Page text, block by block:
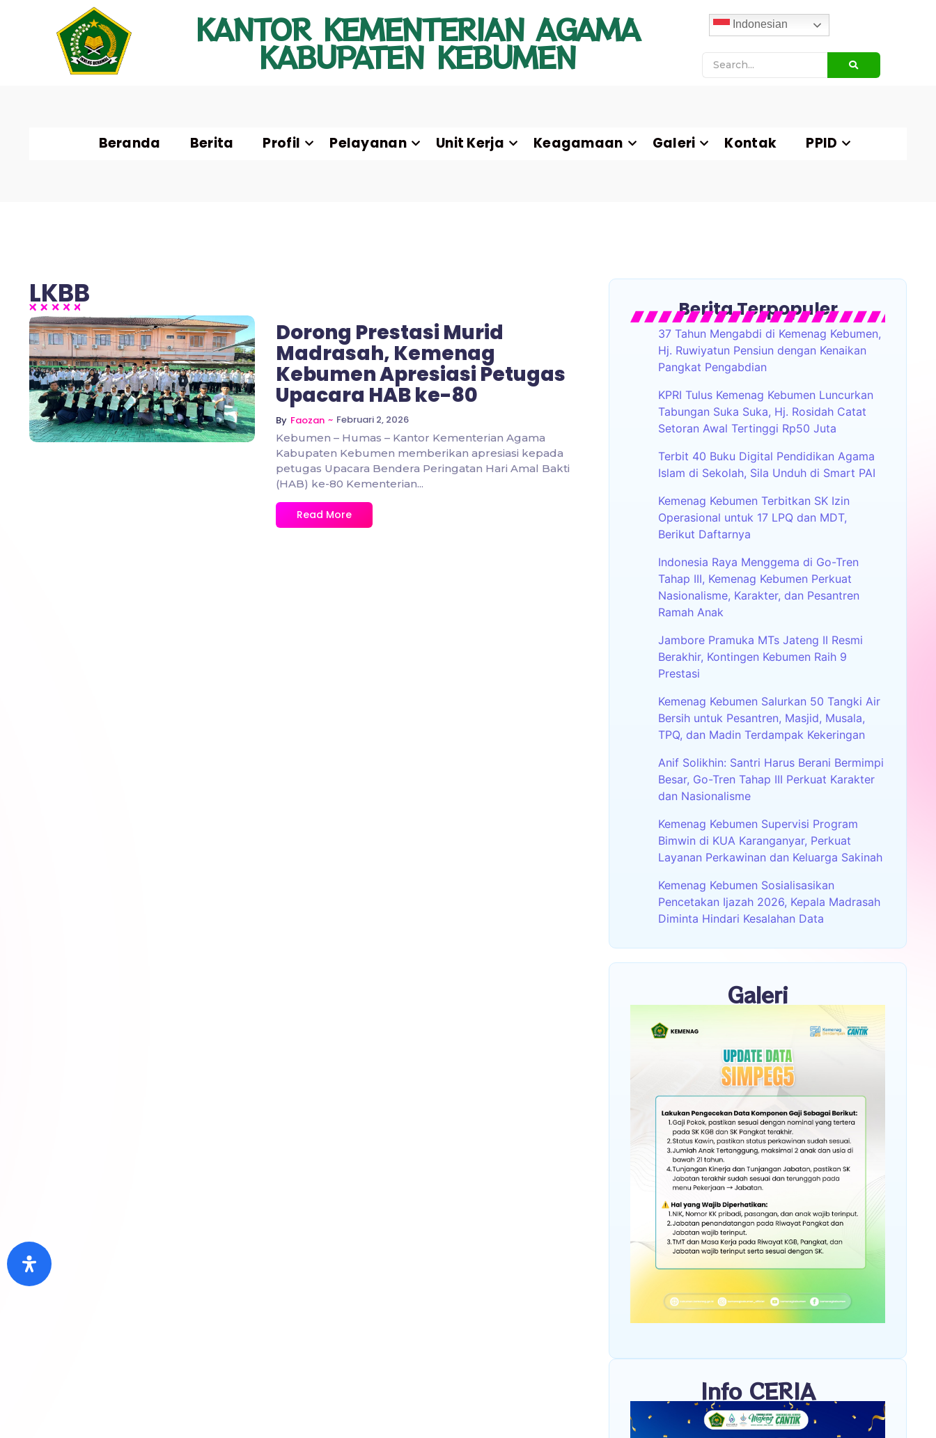
KANTOR KEMENTERIAN AGAMA
KABUPATEN KEBUMEN
Indonesian
Beranda Berita Profil Pelayanan Unit Kerja Keagamaan Galeri Kontak PPID
LKBB
No Comments
Dorong Prestasi Murid
Madrasah, Kemenag
Kebumen Apresiasi Petugas
Upacara HAB ke-80
By Faozan ~ Februari 2, 2026
Kebumen – Humas – Kantor Kementerian Agama
Kabupaten Kebumen memberikan apresiasi kepada
petugas Upacara Bendera Peringatan Hari Amal Bakti
(HAB) ke-80 Kementerian...
Read More
Berita Terpopuler
37 Tahun Mengabdi di Kemenag Kebumen,
Hj. Ruwiyatun Pensiun dengan Kenaikan
Pangkat Pengabdian
KPRI Tulus Kemenag Kebumen Luncurkan
Tabungan Suka Suka, Hj. Rosidah Catat
Setoran Awal Tertinggi Rp50 Juta
Terbit 40 Buku Digital Pendidikan Agama
Islam di Sekolah, Sila Unduh di Smart PAI
Kemenag Kebumen Terbitkan SK Izin
Operasional untuk 17 LPQ dan MDT,
Berikut Daftarnya
Indonesia Raya Menggema di Go-Tren
Tahap III, Kemenag Kebumen Perkuat
Nasionalisme, Karakter, dan Pesantren
Ramah Anak
Jambore Pramuka MTs Jateng II Resmi
Berakhir, Kontingen Kebumen Raih 9
Prestasi
Kemenag Kebumen Salurkan 50 Tangki Air
Bersih untuk Pesantren, Masjid, Musala,
TPQ, dan Madin Terdampak Kekeringan
Anif Solikhin: Santri Harus Berani Bermimpi
Besar, Go-Tren Tahap III Perkuat Karakter
dan Nasionalisme
Kemenag Kebumen Supervisi Program
Bimwin di KUA Karanganyar, Perkuat
Layanan Perkawinan dan Keluarga Sakinah
Kemenag Kebumen Sosialisasikan
Pencetakan Ijazah 2026, Kepala Madrasah
Diminta Hindari Kesalahan Data
Galeri
Info CERIA